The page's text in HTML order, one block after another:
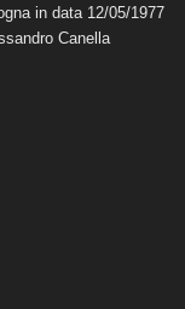
in data 12/05/1977
Canella